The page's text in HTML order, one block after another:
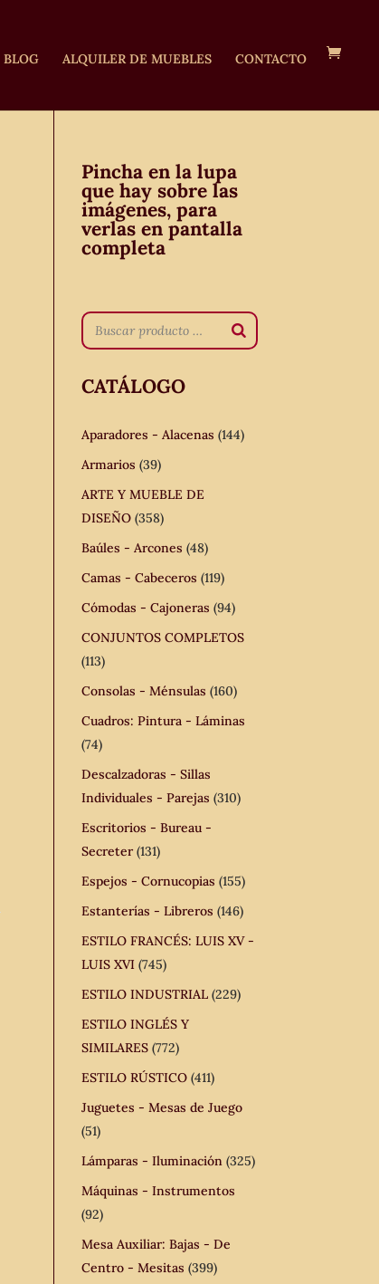
BLOG ALQUILER DE MUEBLES CONTACTO
Pincha en la lupa
que hay sobre las
imágenes, para
verlas en pantalla
completa
CATÁLOGO
Aparadores - Alacenas (144)
Armarios (39)
ARTE Y MUEBLE DE
DISEÑO (358)
Baúles - Arcones (48)
Camas - Cabeceros (119)
Cómodas - Cajoneras (94)
CONJUNTOS COMPLETOS
(113)
Consolas - Ménsulas (160)
Cuadros: Pintura - Láminas
(74)
Descalzadoras - Sillas
Individuales - Parejas (310)
Escritorios - Bureau -
Secreter (131)
Espejos - Cornucopias (155)
Estanterías - Libreros (146)
ESTILO FRANCÉS: LUIS XV -
LUIS XVI (745)
ESTILO INDUSTRIAL (229)
ESTILO INGLÉS Y
SIMILARES (772)
ESTILO RÚSTICO (411)
Juguetes - Mesas de Juego
(51)
Lámparas - Iluminación (325)
Máquinas - Instrumentos
(92)
Mesa Auxiliar: Bajas - De
Centro - Mesitas (399)